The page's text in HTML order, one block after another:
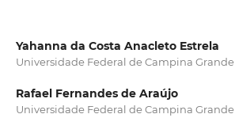
Yahanna da Costa Anacleto Estrela
Universidade Federal de Campina Grande
Rafael Fernandes de Araújo
Universidade Federal de Campina Grande